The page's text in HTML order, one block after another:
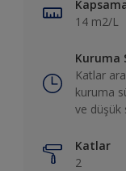
14 m2/L
Kuruma
Katlar
kuruma
ve düşük
Katlar
2